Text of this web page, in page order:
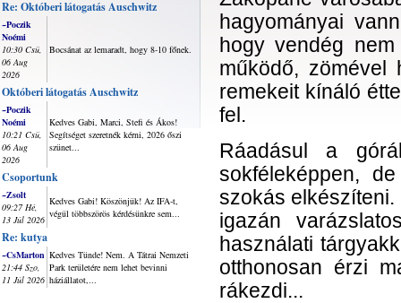
Re: Októberi látogatás Auschwitz
~Poczik
Noémi
10:30 Csü,
06 Aug
2026
Bocsánat az lemaradt, hogy 8-10 főnek.
Októberi látogatás Auschwitz
~Poczik
Noémi
10:21 Csü,
06 Aug
2026
Kedves Gabi, Marci, Stefi és Ákos!
Segítséget szeretnék kérni, 2026 őszi
szünet...
Csoportunk
~Zsolt
09:27 Hé,
13 Júl 2026
Kedves Gabi! Köszönjük! Az IFA-t,
végül többszörös kérdésünkre sem...
Re: kutya
~CsMarton
21:44 Szo,
11 Júl 2026
Kedves Tünde! Nem. A Tátrai Nemzeti
Park területére nem lehet bevinni
háziállatot,...
hagyományai
hogy vendég
működő, zömével
remekeit kínáló
fel.
Ráadásul a
sokféleképpen,
szokás
igazán
használati
otthonosan érzi
rákezdi...